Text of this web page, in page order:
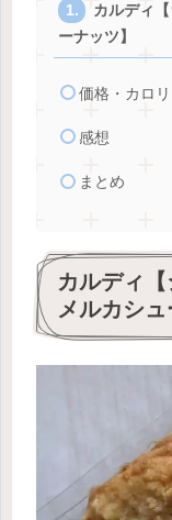
カルディ
ーナッツ】
価格・カロ
感想
まとめ
カルディ
メルカシュ